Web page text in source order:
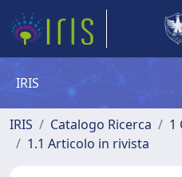
IRIS
IRIS Catalogo Ricerca
1
1.1 Articolo in rivista